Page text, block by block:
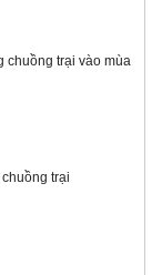
chuồng trại vào mùa
trại